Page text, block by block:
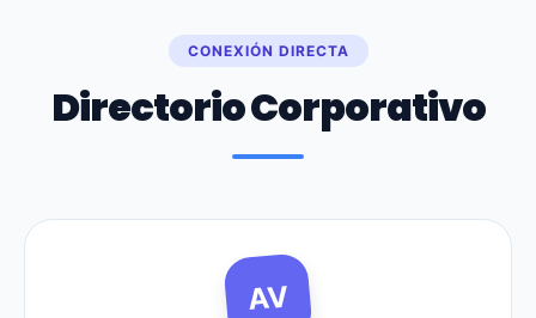
CONEXIÓN DIRECTA
Directorio Corporativo
AV